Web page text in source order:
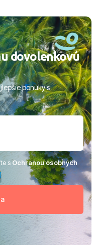
dovolenkovú
ponuky s
sOchranou osobných